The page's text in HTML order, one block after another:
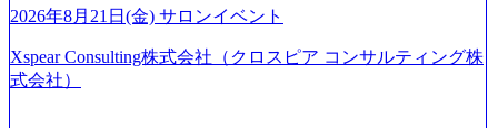
2026年8月21日(金) サロンイベント
Xspear Consulting株式会社（クロスピア コンサルティング株
式会社）